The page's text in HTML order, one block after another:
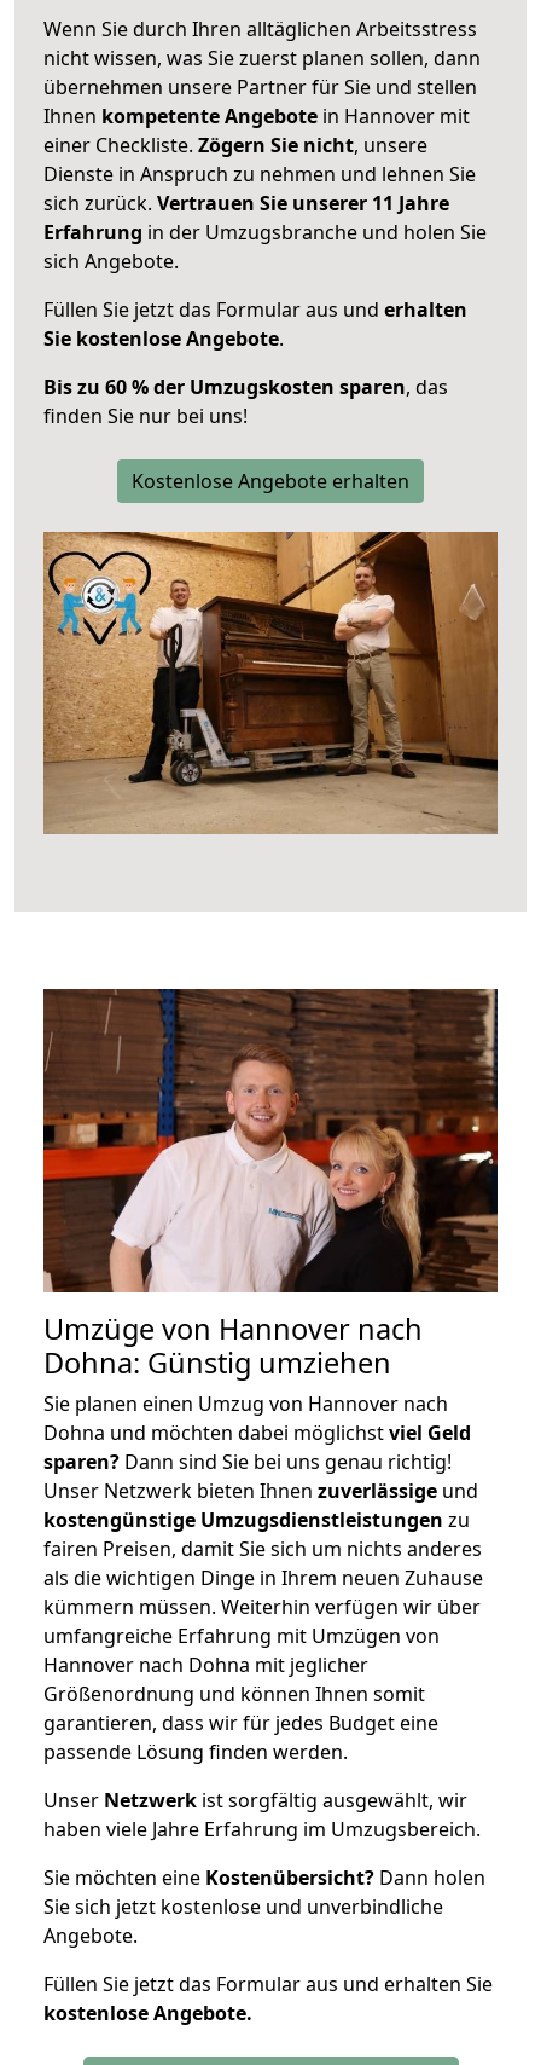
Wenn Sie durch Ihren alltäglichen Arbeitsstress
nicht wissen, was Sie zuerst planen sollen, dann
übernehmen unsere Partner für Sie und stellen
Ihnen kompetente Angebote in Hannover mit
einer Checkliste. Zögern Sie nicht, unsere
Dienste in Anspruch zu nehmen und lehnen Sie
sich zurück. Vertrauen Sie unserer 11 Jahre
Erfahrung in der Umzugsbranche und holen Sie
sich Angebote.
Füllen Sie jetzt das Formular aus und erhalten
Sie kostenlose Angebote.
Bis zu 60 % der Umzugskosten sparen, das
finden Sie nur bei uns!
Kostenlose Angebote erhalten
Umzüge von Hannover nach
Dohna: Günstig umziehen
Sie planen einen Umzug von Hannover nach
Dohna und möchten dabei möglichstviel Geld
sparen? Dann sind Sie bei uns genau richtig!
Unser Netzwerk bieten Ihnen zuverlässige und
kostengünstige Umzugsdienstleistungen zu
fairen Preisen, damit Sie sich um nichts anderes
als die wichtigen Dinge in Ihrem neuen Zuhause
kümmern müssen. Weiterhin verfügen wir über
umfangreiche Erfahrung mit Umzügen von
Hannover nach Dohna mit jeglicher
Größenordnung und können Ihnen somit
garantieren, dass wir für jedes Budget eine
passende Lösung finden werden.
Unser Netzwerk ist sorgfältig ausgewählt, wir
haben viele Jahre Erfahrung im Umzugsbereich.
Sie möchten eine Kostenübersicht? Dann holen
Sie sich jetzt kostenlose und unverbindliche
Angebote.
Füllen Sie jetzt das Formular aus und erhalten Sie
kostenloseAngebote.